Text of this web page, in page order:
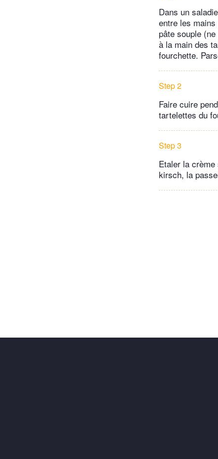
Dans un
entre les
pâte souple
à la main des
fourchette.
Step 2
Faire cuire
tartelettes du
Step 3
Etaler la
kirsch, la